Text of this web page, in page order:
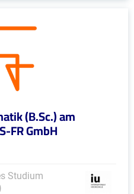
(B.Sc.) am
FR GmbH
Studium